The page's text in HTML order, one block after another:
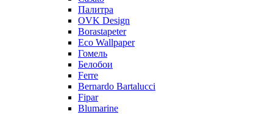
Палитра
OVK Design
Borastapeter
Eco Wallpaper
Гомель
Белобои
Ferre
Bernardo Bartalucci
Fipar
Blumarine